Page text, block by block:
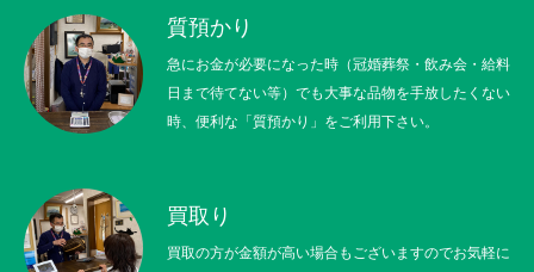
質預かり
急にお金が必要になった時（冠婚葬祭・飲み会・給料
日まで待てない等）でも大事な品物を手放したくない
時、便利な「質預かり」をご利用下さい。
買取り
買取の方が金額が高い場合もございますのでお気軽に